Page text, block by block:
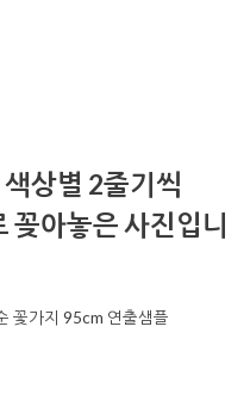
상별 2줄기씩
꽂아놓은 사진입니